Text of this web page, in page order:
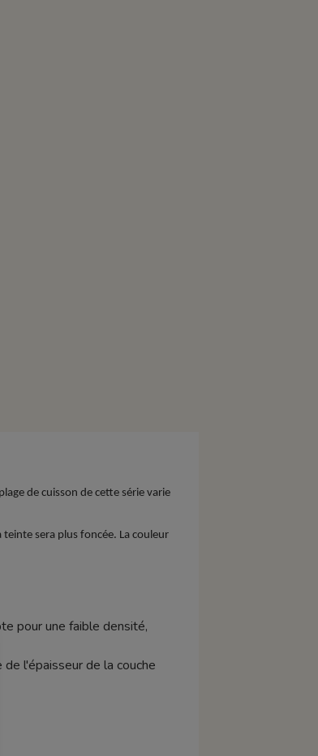
de cuisson de cette série varie
sera plus foncée. La couleur
pour une faible densité,
l'épaisseur de la couche